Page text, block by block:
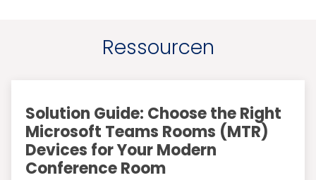
Ressourcen
Solution Guide: Choose the Right
Microsoft Teams Rooms (MTR)
Devices for Your Modern
Conference Room